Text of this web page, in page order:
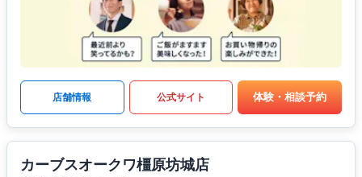
店舗情報 公式サイト 体験・相談予約
カーブスオークワ橿原坊城店